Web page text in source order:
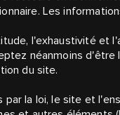
Les
l'exhaustivité et
néanmoins
du site.
la loi, le site et